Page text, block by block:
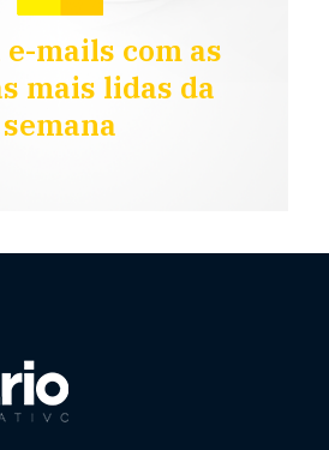
e-mails com as
mais lidas da
semana